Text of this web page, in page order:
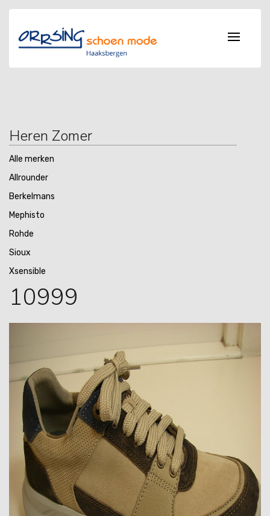
Heren Zomer
Alle merken
Allrounder
Berkelmans
Mephisto
Rohde
Sioux
Xsensible
10999